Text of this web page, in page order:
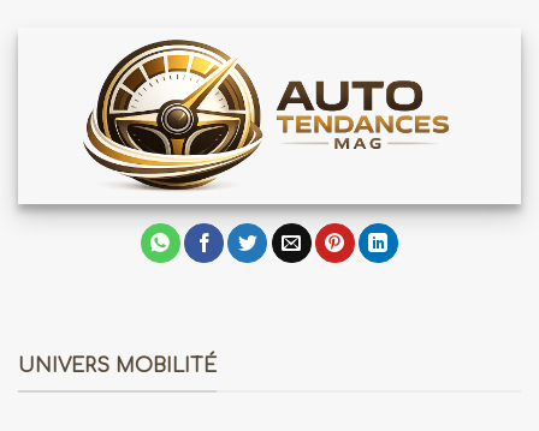
UNIVERS MOBILITÉ